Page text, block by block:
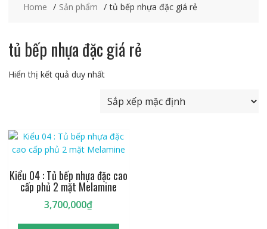
Home Sản phẩm tủ bếp nhựa đặc giá rẻ
tủ bếp nhựa đặc giá rẻ
Hiển thị kết quả duy nhất
Kiểu 04 : Tủ bếp nhựa đặc cao
cấp phủ 2 mặt Melamine
3,700,000₫